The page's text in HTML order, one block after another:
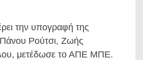
την υπογραφή της
Ρούτσι, Ζωής
μετέδωσε το ΑΠΕ ΜΠΕ.